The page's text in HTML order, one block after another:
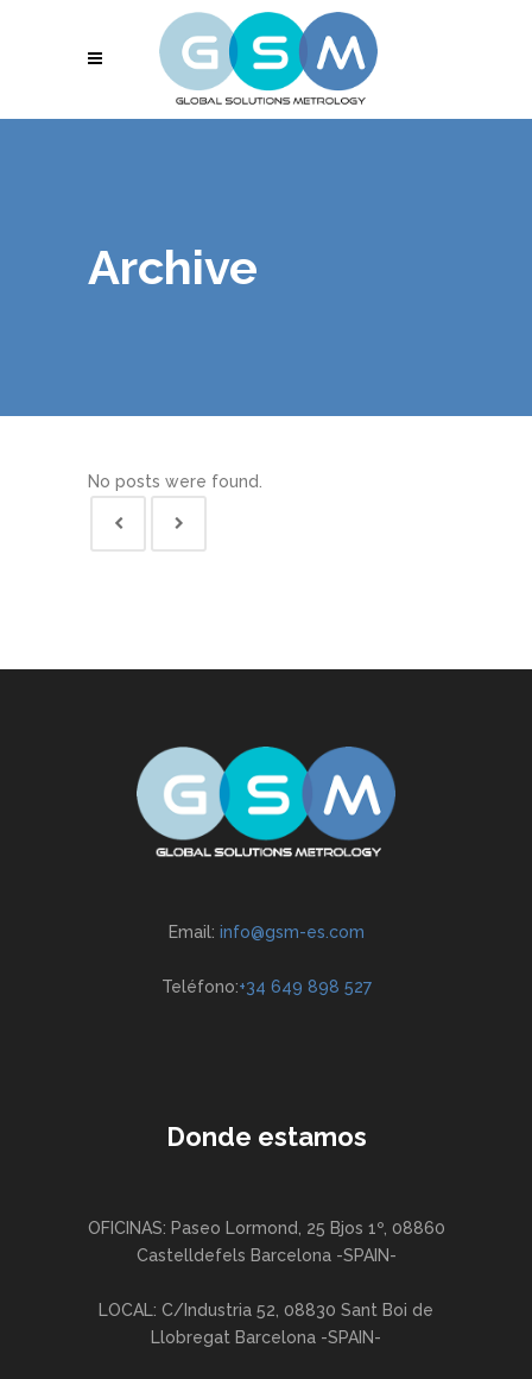
Archive
No posts were found.
Email: info@gsm-es.com
Teléfono:+34 649 898 527
Donde estamos
OFICINAS: Paseo Lormond, 25 Bjos 1º, 08860
Castelldefels Barcelona -SPAIN-
LOCAL: C/Industria 52, 08830 Sant Boi de
Llobregat Barcelona -SPAIN-